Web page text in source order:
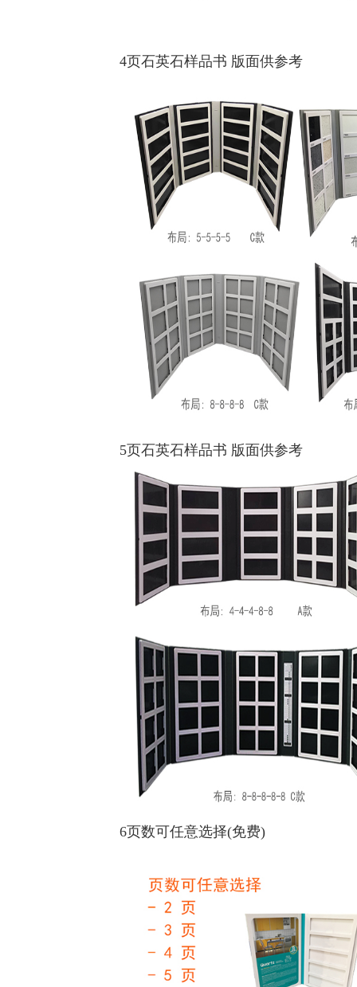
4页石英石样品书 版面供参考
5页石英石样品书 版面供参考
6页数可任意选择(免费)